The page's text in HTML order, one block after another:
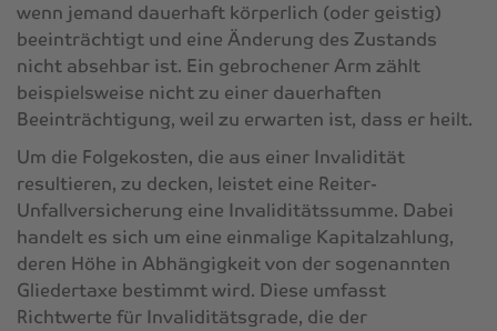
wenn jemand dauerhaft körperlich (oder geistig)
beeinträchtigt und eine Änderung des Zustands
nicht absehbar ist. Ein gebrochener Arm zählt
beispielsweise nicht zu einer dauerhaften
Beeinträchtigung, weil zu erwarten ist, dass er heilt.
Um die Folgekosten, die aus einer Invalidität
resultieren, zu decken, leistet eine Reiter-
Unfallversicherung eine Invaliditätssumme. Dabei
handelt es sich um eine einmalige Kapitalzahlung,
deren Höhe in Abhängigkeit von der sogenannten
Gliedertaxe bestimmt wird. Diese umfasst
Richtwerte für Invaliditätsgrade, die der